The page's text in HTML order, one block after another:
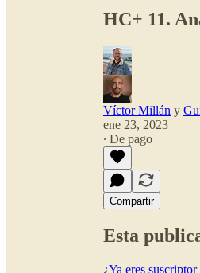
HC+ 11.
Víctor Millán y
ene 23, 2023
∙ De pago
Compartir
Esta
¿Ya eres